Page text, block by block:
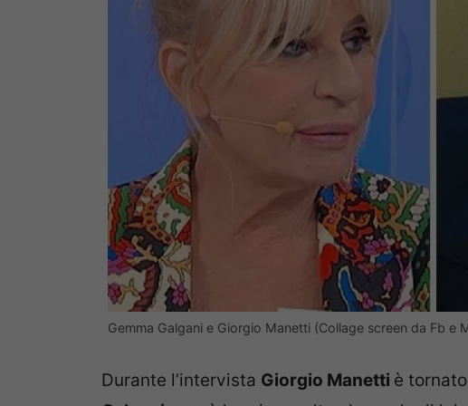
Gemma Galgani e Giorgio Manetti (Collage screen da Fb e
Durante l’intervista Giorgio Manetti è